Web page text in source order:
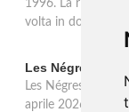
1996. La ristampa
volta in doppio
Les Négresses
Les Négresses
aprile 2026